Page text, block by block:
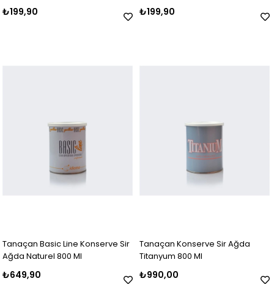
₺199,90 ₺199,90
Tanaçan Basic Line Konserve Sir
Ağda Naturel 800 Ml
₺649,90
Tanaçan Konserve Sir Ağda
Titanyum 800 Ml
₺990,00